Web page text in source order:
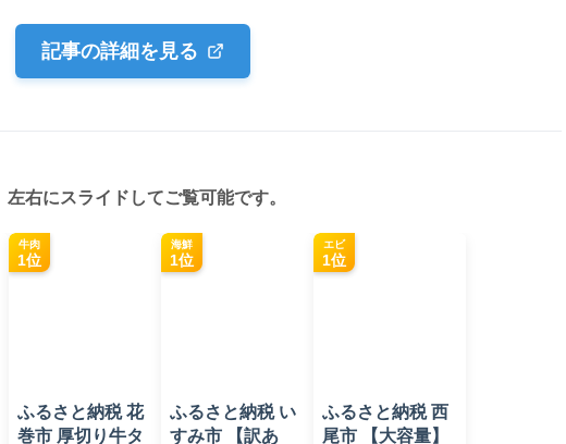
記事の詳細を見る
左右にスライドしてご覧可能です。
牛肉
1位
ふるさと納税 花
巻市 厚切り牛タ
海鮮
1位
ふるさと納税 い
すみ市 【訳あ
エビ
1位
ふるさと納税 西
尾市 【大容量】